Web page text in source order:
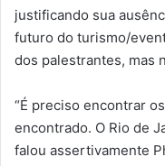
justificando sua
futuro do turismo/
dos palestrantes, mas
“É preciso encontrar
encontrado. O Rio de
falou assertivamente